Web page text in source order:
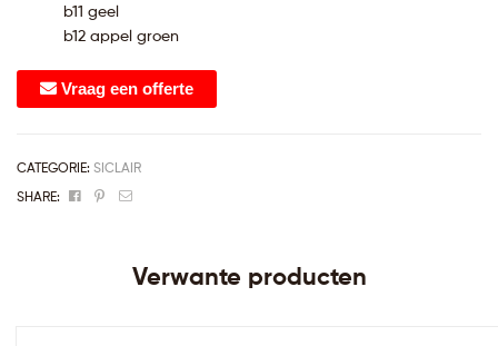
b11 geel
b12 appel groen
Vraag een offerte
CATEGORIE: SICLAIR
SHARE:
FacebookPinterest
Email
Verwante producten